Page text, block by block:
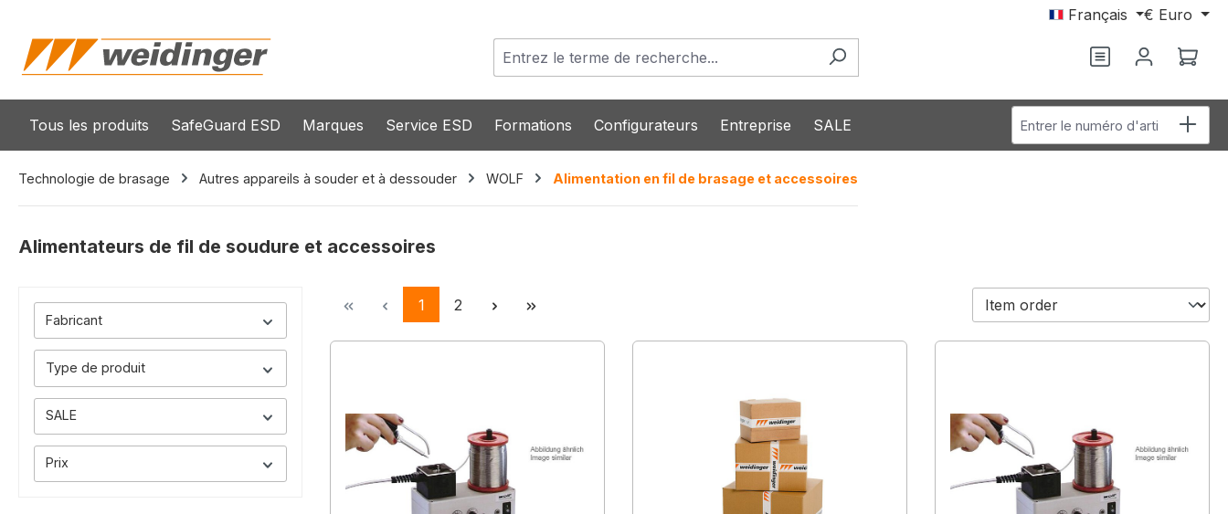
Français € Euro
Vous avez 0Le
Tous les produits SafeGuard ESD Marques Service ESD Formations Configurateurs Entreprise SALE Entrer le numéro d'article
Technologie de brasage Autres appareils à souder et à dessouder WOLF Alimentation en fil de brasage et accessoires
Alimentateurs de fil de soudure et accessoires
Fabricant
Type de produit
SALE
Prix
Page
1 Page
2